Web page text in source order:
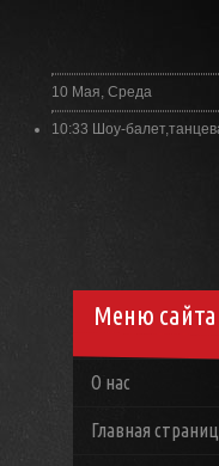
10 Мая, Среда
10:33 Шоу-
Меню сайта
О нас
Главная